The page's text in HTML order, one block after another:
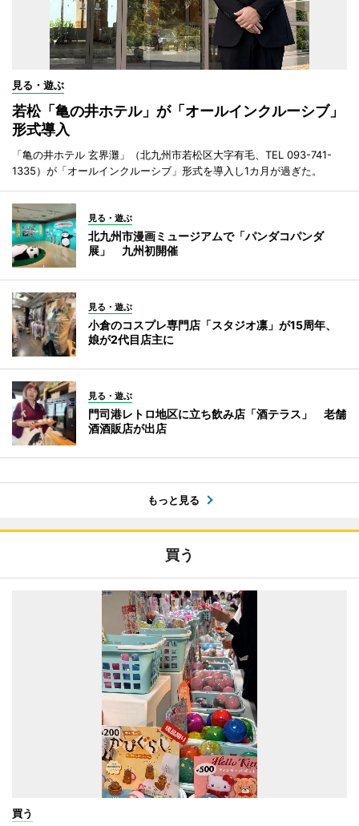
見る・遊ぶ
若松「亀の井ホテル」が「オールインクルーシブ」
形式導入
「亀の井ホテル 玄界灘」（北九州市若松区大字有毛、TEL 093-741-
1335）が「オールインクルーシブ」形式を導入し1カ月が過ぎた。
見る・遊ぶ
北九州市漫画ミュージアムで「パンダコパンダ
展」 九州初開催
見る・遊ぶ
小倉のコスプレ専門店「スタジオ凛」が15周年、
娘が2代目店主に
見る・遊ぶ
門司港レトロ地区に立ち飲み店「酒テラス」 老舗
酒酒販店が出店
もっと見る
買う
買う